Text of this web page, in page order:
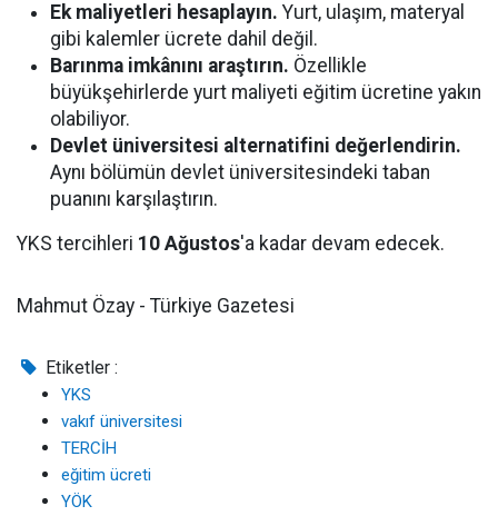
Ek maliyetleri hesaplayın. Yurt, ulaşım, materyal
gibi kalemler ücrete dahil değil.
Barınma imkânını araştırın. Özellikle
büyükşehirlerde yurt maliyeti eğitim ücretine yakın
olabiliyor.
Devlet üniversitesi alternatifini değerlendirin.
Aynı bölümün devlet üniversitesindeki taban
puanını karşılaştırın.
YKS tercihleri 10 Ağustos'a kadar devam edecek.
Mahmut Özay - Türkiye Gazetesi
Etiketler :
YKS
vakıf üniversitesi
TERCİH
eğitim ücreti
YÖK